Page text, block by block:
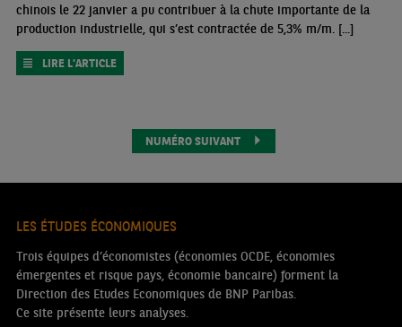
chinois le 22 janvier a pu contribuer à la chute importante de la
production industrielle, qui s’est contractée de 5,3% m/m. [...]
LIRE L'ARTICLE
NUMÉRO SUIVANT
LES ÉTUDES ÉCONOMIQUES
Trois équipes d’économistes (économies OCDE, économies
émergentes et risque pays, économie bancaire) forment la
Direction des Etudes Economiques de BNP Paribas.
Ce site présente leurs analyses.